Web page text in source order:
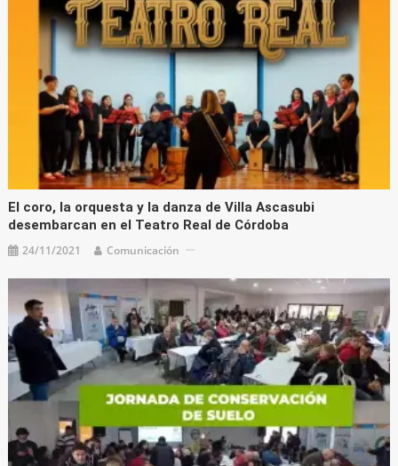
El coro, la orquesta y la danza de Villa Ascasubi
desembarcan en el Teatro Real de Córdoba
24/11/2021 Comunicación